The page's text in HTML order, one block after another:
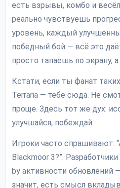
есть взрывы, комбо и
реально чувствуешь
уровень, каждый
победный бой — всё это
просто тапаешь по экрану,
Кстати, если ты фанат
Terraria — тебе сюда. Не
проще. Здесь тот же дух:
улучшайся, побеждай.
Игроки часто спрашивают:
Blackmoor 3?”.
by активности обновлений
значит, есть смысл